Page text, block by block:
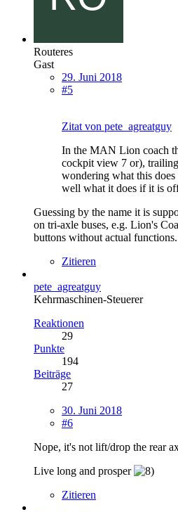
Routeres
Gast
29. Juni 2018
#5
Zitat von pete_agreatguy
In the MAN Lion coach
cockpit view 7 or),
wondering what this
well what it does if it is
Guessing by the name it is
on tri-axle buses, e.g. Lion's
buttons without actual functions.
Zitieren
pete_agreatguy
Kehrmaschinen-Steuerer
Reaktionen
29
Punkte
194
Beiträge
27
30. Juni 2018
#6
Nope, it's not lift/drop the rear
Live long and prosper
Zitieren